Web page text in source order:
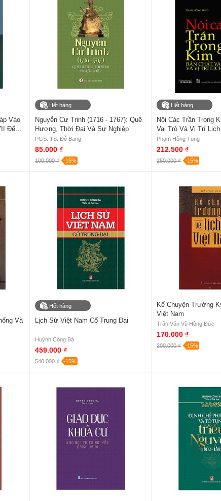
Vào
Đến
Và
Hết hàng
Nguyễn Cư Trinh (1716 - 1767): Quê
Hương, Thời Đại Và Sự Nghiệp
PGS. TS. Đỗ Bang
85.000 ₫
100.000 ₫ -15%
Hết hàng
Nội Các Trần Trọng
Vai Trò Và Vị Trí
Phạm Hồng Tung
212.500 ₫
250.000 ₫ -15%
Và
Hết hàng
Lịch Sử Việt Nam Cổ Trung Đại
Huỳnh Công Bá
459.000 ₫
540.000 ₫ -15%
Kể Chuyện Trường
Việt Nam
Trần Văn Vũ Hồng Đức
170.000 ₫
200.000 ₫ -15%